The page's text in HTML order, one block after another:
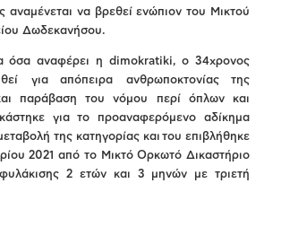
αναμένεται να βρεθεί ενώπιον του Μικτού
Δωδεκανήσου.
όσα αναφέρει η dimokratiki, ο 34χρονος
για απόπειρα ανθρωποκτονίας της
παράβαση του νόμου περί όπλων και
για το προαναφερόμενο αδίκημα
της κατηγορίας και του επιβλήθηκε
2021 από το Μικτό Ορκωτό Δικαστήριο
2 ετών και 3 μηνών με τριετή